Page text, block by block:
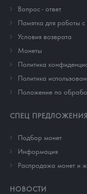
Вопрос - ответ
Памятка для работы
Условия возврата
Монеты
Политика
Политика
Положение по
СПЕЦ ПРЕДЛОЖЕНИЯ
Подбор монет
Информация
Распродажа монет и
НОВОСТИ